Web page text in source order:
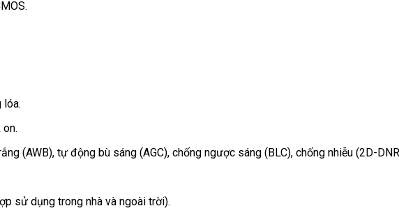
lóa.
(AWB), tự động bù sáng (AGC), chống ngược sáng (BLC), chống nhiễu (2D-
sử dụng trong nhà và ngoài trời).